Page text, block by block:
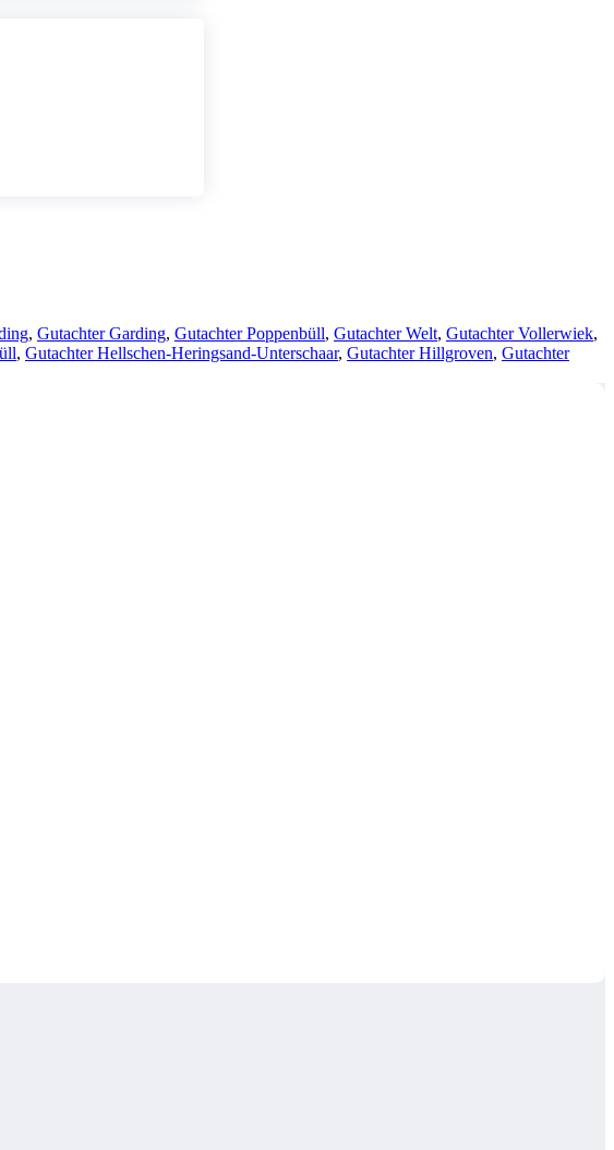
, Gutachter Garding, Gutachter Poppenbüll, Gutachter Welt, Gutachter Vollerwiek,
, Gutachter Hellschen-Heringsand-Unterschaar, Gutachter Hillgroven, Gutachter